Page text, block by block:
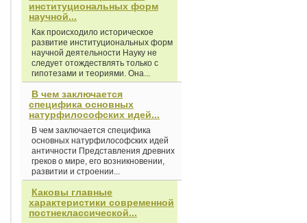
институциональных форм
научной...
Как происходило историческое
развитие институциональных форм
научной деятельности Науку не
следует отождествлять только с
гипотезами и теориями. Она...
В чем заключается
специфика основных
натурфилософских идей...
В чем заключается специфика
основных натурфилософских идей
античности Представления древних
греков о мире, его возникновении,
развитии и строении...
Каковы главные
характеристики современной
постнеклассической...